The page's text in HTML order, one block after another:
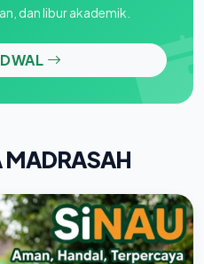
dan libur akademik.
MADRASAH